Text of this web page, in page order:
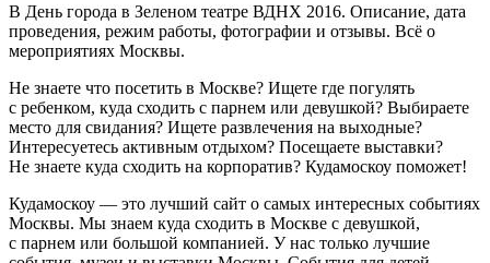
В День города в Зеленом театре ВДНХ 2016. Описание, дата
проведения, режим работы, фотографии и отзывы. Всё о
мероприятиях Москвы.
Не знаете что посетить в Москве? Ищете где погулять
с ребенком, куда сходить с парнем или девушкой? Выбираете
место для свидания? Ищете развлечения на выходные?
Интересуетесь активным отдыхом? Посещаете выставки?
Не знаете куда сходить на корпоратив? Кудамоскоу поможет!
Кудамоскоу — это лучший сайт о самых интересных событиях
Москвы. Мы знаем куда сходить в Москве с девушкой,
с парнем или большой компанией. У нас только лучшие